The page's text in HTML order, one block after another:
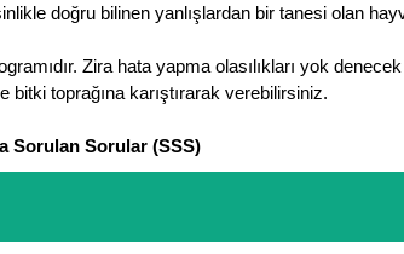
doğru bilinen yanlışlardan bir tanesi olan
Zira hata yapma olasılıkları yok
toprağına karıştırarak verebilirsiniz.
Sorulan Sorular (SSS)